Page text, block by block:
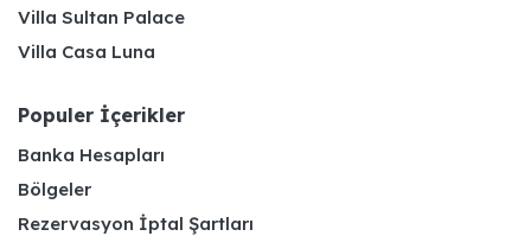
Villa Sultan Palace
Villa Casa Luna
Populer İçerikler
Banka Hesapları
Bölgeler
Rezervasyon İptal Şartları